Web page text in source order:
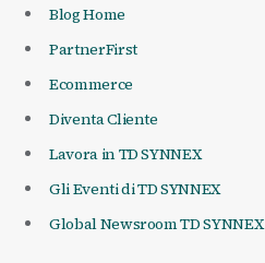
Blog Home
PartnerFirst
Ecommerce
Diventa Cliente
Lavora in TD SYNNEX
Gli Eventi di TD SYNNEX
Global Newsroom TD SYNNEX